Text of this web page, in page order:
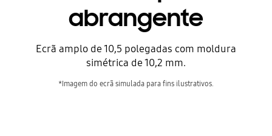
abrangente
Ecrã amplo de 10,5 polegadas com moldura
simétrica de 10,2 mm.
*Imagem do ecrã simulada para fins ilustrativos.